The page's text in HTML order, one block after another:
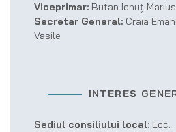
Viceprimar: Butan Ionuț-Marius
Secretar General: Craia
Vasile
INTERES
Sediul consiliului local: Loc.